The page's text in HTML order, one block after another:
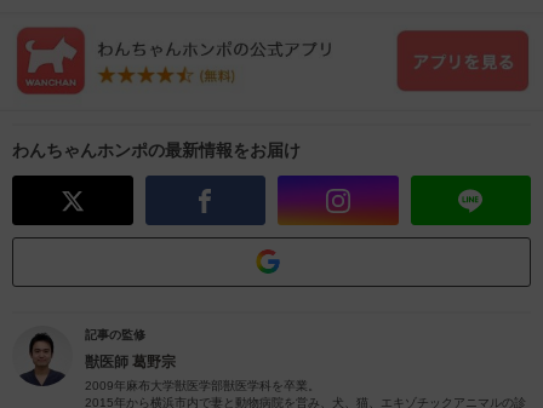
わんちゃんホンポの最新情報をお届け
記事の監修
獣医師 葛野宗
2009年麻布大学獣医学部獣医学科を卒業。
2015年から横浜市内で妻と動物病院を営み、犬、猫、エキゾチックアニマルの診